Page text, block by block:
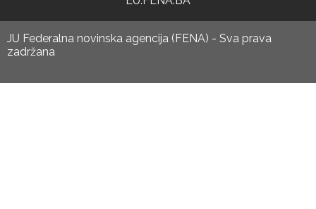
JU Federalna novinska agencija (FENA) - Sva prava
zadržana